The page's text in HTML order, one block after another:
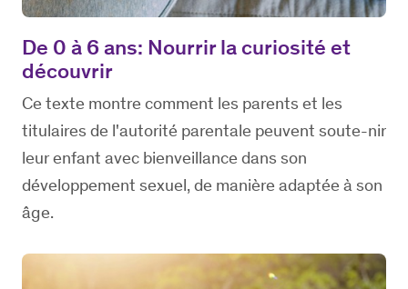
De 0 à 6 ans: Nourrir la curiosité et
découvrir
Ce texte montre comment les parents et les
titulaires de l'autorité parentale peuvent soute-nir
leur enfant avec bienveillance dans son
développement sexuel, de manière adaptée à son
âge.